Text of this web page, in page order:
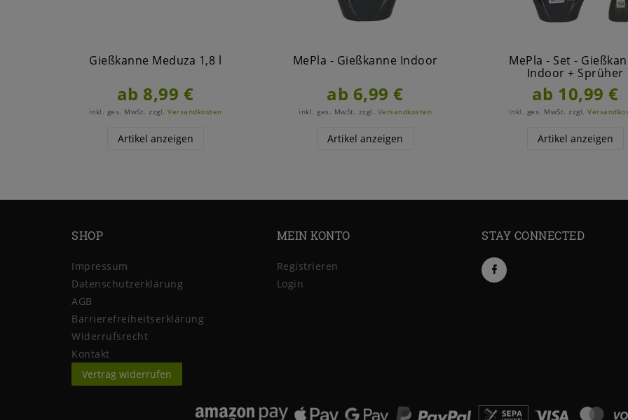
Gießkanne Meduza 1,8 l
ab 8,99 €
inkl. ges. MwSt. zzgl.Versandkosten
Artikel anzeigen
MePla - Gießkanne Indoor
ab 6,99 €
inkl. ges. MwSt. zzgl. Versandkosten
Artikel anzeigen
MePla - Set -
Indoor + Sprüher
ab 10,99 €
inkl. ges. MwSt. zzgl.
Artikel anzeigen
SHOP
Impressum
Daten­schutz­erklärung
AGB
Barrierefreiheitserklärung
Widerrufs­recht
Kontakt
Vertrag widerrufen
MEIN KONTO
Registrieren
Login
STAY CONNECTED